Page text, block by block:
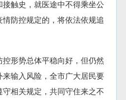
接触史，就医途中不得乘坐公
防控规定的，将依法依规追
形势总体平稳向好，但仍然
输入风险，全市广大居民要
相关规定，共同守住来之不